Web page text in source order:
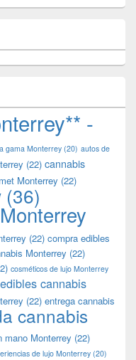
-
gama Monterrey(20) autos de
(22) cannabis
Monterrey (22)
(36)
(22) compra edibles
Monterrey (22)
cosméticos de lujo Monterrey
edibles cannabis
(22) entrega cannabis
cannabis
mano Monterrey (22)
de lujo Monterrey (20)